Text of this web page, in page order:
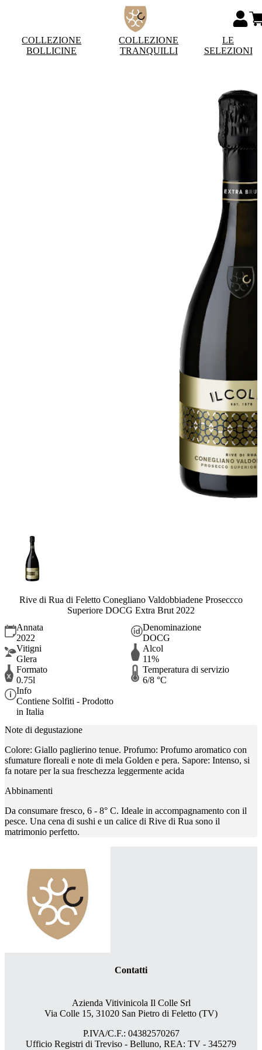
COLLEZIONE
BOLLICINE
COLLEZIONE
TRANQUILLI
LE
SELEZIONI
Rive di Rua di Feletto Conegliano Valdobbiadene Proseccco
Superiore DOCG Extra Brut 2022
Annata
2022
Denominazione
DOCG
Vitigni
Glera
Alcol
11%
Formato
0.75l
Temperatura di servizio
6/8 °C
Info
Contiene Solfiti - Prodotto
in Italia
Note di degustazione
Colore: Giallo paglierino tenue. Profumo: Profumo aromatico con
sfumature floreali e note di mela Golden e pera. Sapore: Intenso, si
fa notare per la sua freschezza leggermente acida
Abbinamenti
Da consumare fresco, 6 - 8° C. Ideale in accompagnamento con il
pesce. Una cena di sushi e un calice di Rive di Rua sono il
matrimonio perfetto.
Contatti
Azienda Vitivinicola Il Colle Srl
Via Colle 15, 31020 San Pietro di Feletto (TV)
P.IVA/C.F.: 04382570267
Ufficio Registri di Treviso - Belluno, REA: TV - 345279